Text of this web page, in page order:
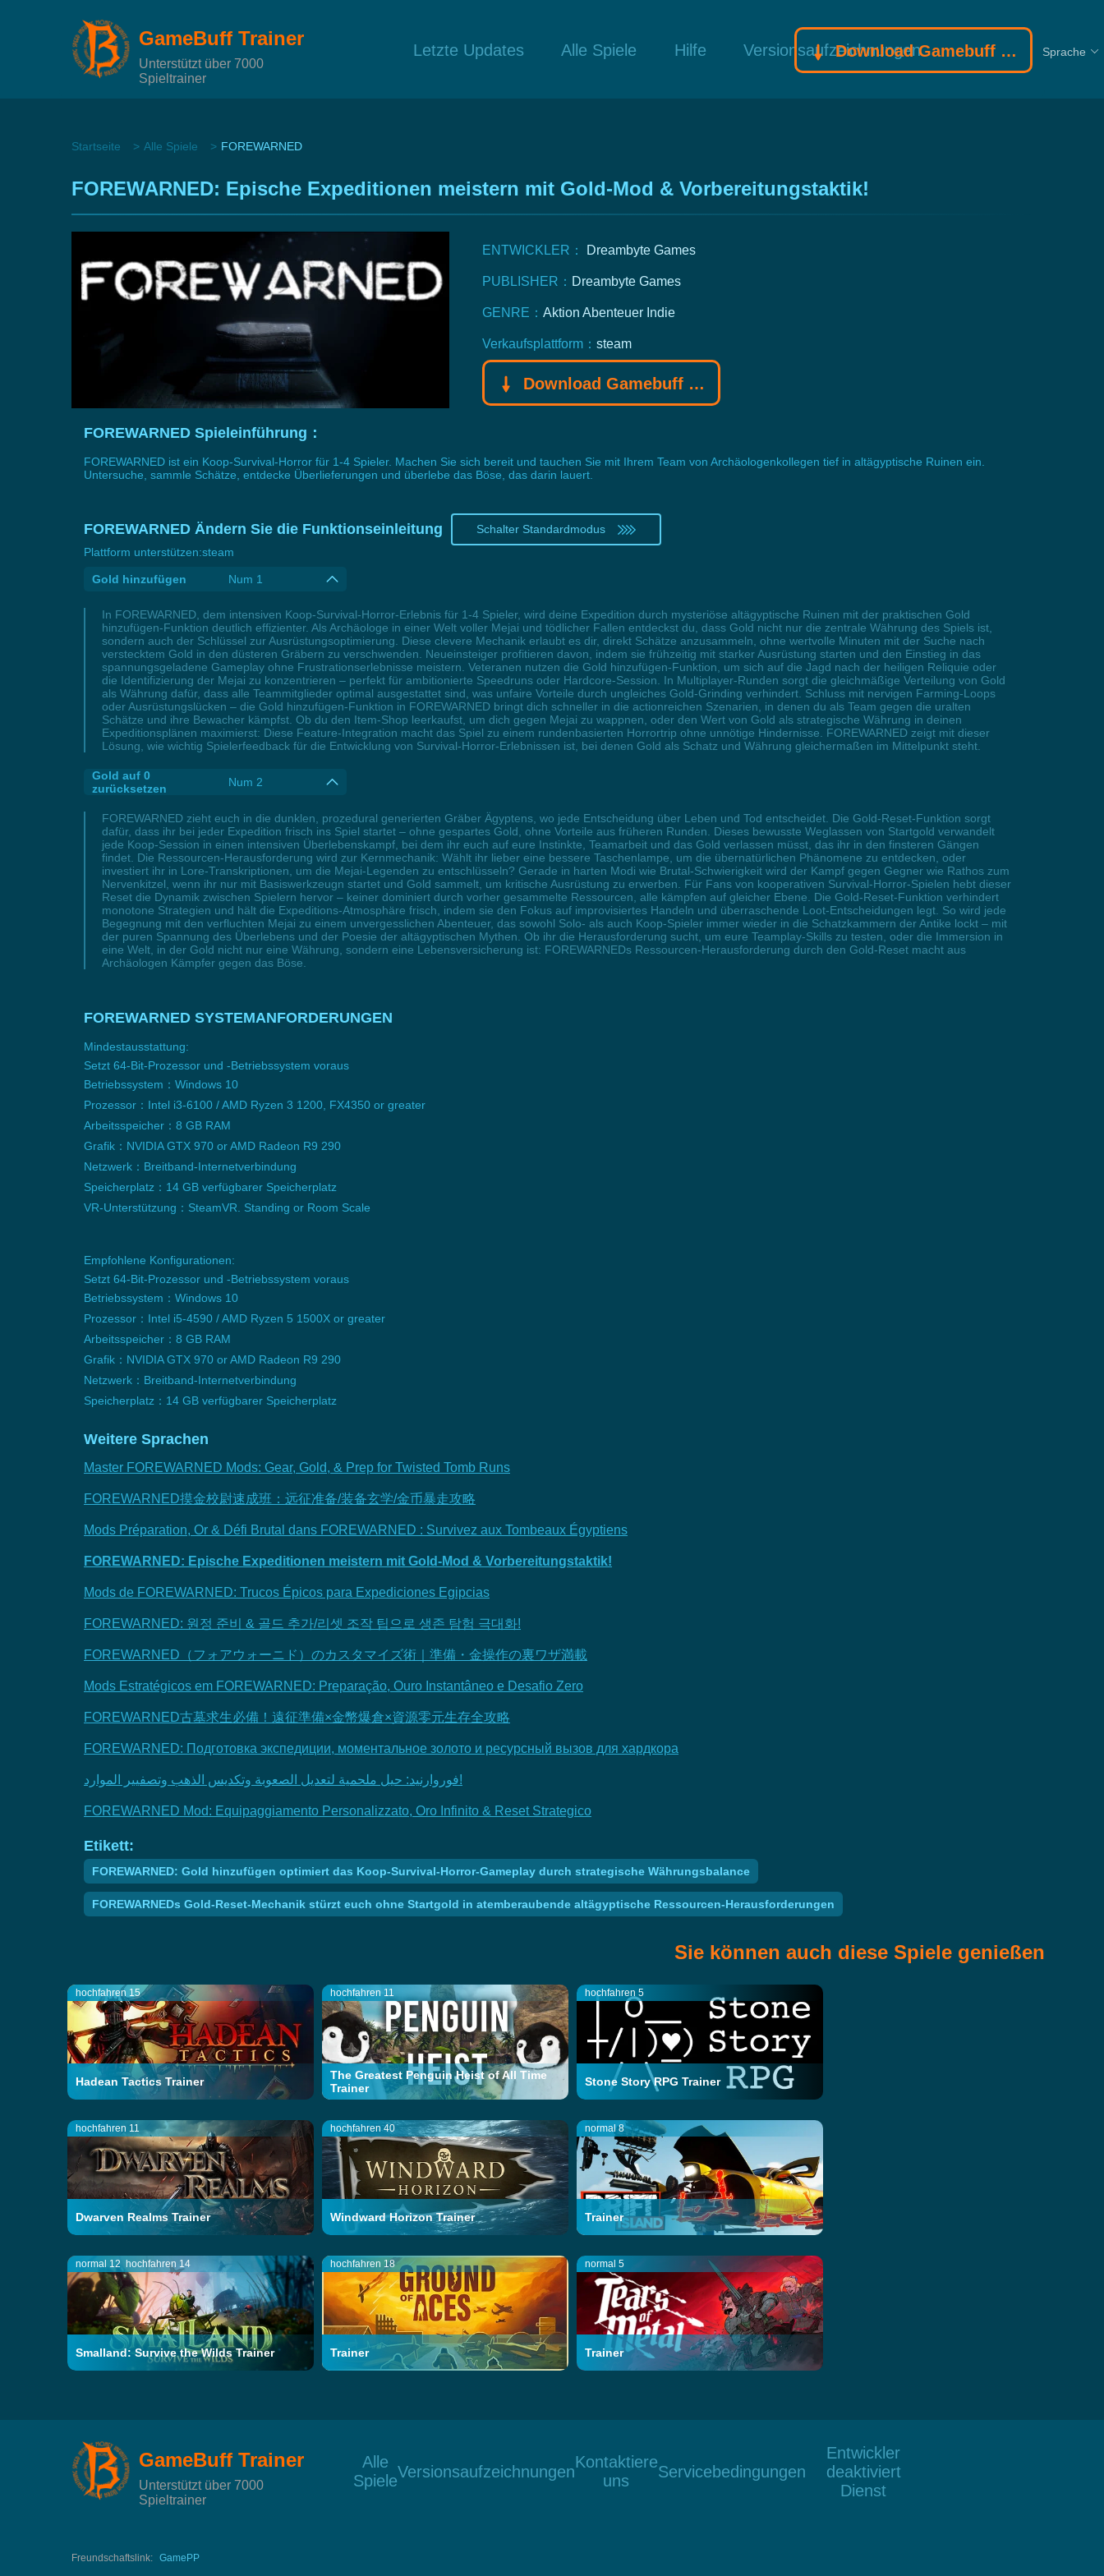
GameBuff Trainer
Unterstützt über 7000
Spieltrainer
Letzte Updates Alle Spiele Hilfe Versionsaufzeichnungen
Download Gamebuff Trainer Sprache
Startseite Alle Spiele FOREWARNED
FOREWARNED: Epische Expeditionen meistern mit Gold-Mod & Vorbereitungstaktik!
ENTWICKLER： Dreambyte Games
PUBLISHER： Dreambyte Games
GENRE： Aktion Abenteuer Indie
Verkaufsplattform： steam
Download Gamebuff Trainer
FOREWARNED Spieleinführung：
FOREWARNED ist ein Koop-Survival-Horror für 1-4 Spieler. Machen Sie sich bereit und tauchen Sie mit Ihrem Team von Archäologenkollegen tief in altägyptische Ruinen ein.
Untersuche, sammle Schätze, entdecke Überlieferungen und überlebe das Böse, das darin lauert.
FOREWARNED Ändern Sie die Funktionseinleitung
Schalter Standardmodus
Plattform unterstützen:steam
Gold hinzufügen Num 1
In FOREWARNED, dem intensiven Koop-Survival-Horror-Erlebnis für 1-4 Spieler, wird deine Expedition durch mysteriöse altägyptische Ruinen mit der praktischen Gold
hinzufügen-Funktion deutlich effizienter. Als Archäologe in einer Welt voller Mejai und tödlicher Fallen entdeckst du, dass Gold nicht nur die zentrale Währung des Spiels ist,
sondern auch der Schlüssel zur Ausrüstungsoptimierung. Diese clevere Mechanik erlaubt es dir, direkt Schätze anzusammeln, ohne wertvolle Minuten mit der Suche nach
verstecktem Gold in den düsteren Gräbern zu verschwenden. Neueinsteiger profitieren davon, indem sie frühzeitig mit starker Ausrüstung starten und den Einstieg in das
spannungsgeladene Gameplay ohne Frustrationserlebnisse meistern. Veteranen nutzen die Gold hinzufügen-Funktion, um sich auf die Jagd nach der heiligen Reliquie oder
die Identifizierung der Mejai zu konzentrieren – perfekt für ambitionierte Speedruns oder Hardcore-Session. In Multiplayer-Runden sorgt die gleichmäßige Verteilung von Gold
als Währung dafür, dass alle Teammitglieder optimal ausgestattet sind, was unfaire Vorteile durch ungleiches Gold-Grinding verhindert. Schluss mit nervigen Farming-Loops
oder Ausrüstungslücken – die Gold hinzufügen-Funktion in FOREWARNED bringt dich schneller in die actionreichen Szenarien, in denen du als Team gegen die uralten
Schätze und ihre Bewacher kämpfst. Ob du den Item-Shop leerkaufst, um dich gegen Mejai zu wappnen, oder den Wert von Gold als strategische Währung in deinen
Expeditionsplänen maximierst: Diese Feature-Integration macht das Spiel zu einem rundenbasierten Horrortrip ohne unnötige Hindernisse. FOREWARNED zeigt mit dieser
Lösung, wie wichtig Spielerfeedback für die Entwicklung von Survival-Horror-Erlebnissen ist, bei denen Gold als Schatz und Währung gleichermaßen im Mittelpunkt steht.
Gold auf 0
zurücksetzen
Num 2
FOREWARNED zieht euch in die dunklen, prozedural generierten Gräber Ägyptens, wo jede Entscheidung über Leben und Tod entscheidet. Die Gold-Reset-Funktion sorgt
dafür, dass ihr bei jeder Expedition frisch ins Spiel startet – ohne gespartes Gold, ohne Vorteile aus früheren Runden. Dieses bewusste Weglassen von Startgold verwandelt
jede Koop-Session in einen intensiven Überlebenskampf, bei dem ihr euch auf eure Instinkte, Teamarbeit und das Gold verlassen müsst, das ihr in den finsteren Gängen
findet. Die Ressourcen-Herausforderung wird zur Kernmechanik: Wählt ihr lieber eine bessere Taschenlampe, um die übernatürlichen Phänomene zu entdecken, oder
investiert ihr in Lore-Transkriptionen, um die Mejai-Legenden zu entschlüsseln? Gerade in harten Modi wie Brutal-Schwierigkeit wird der Kampf gegen Gegner wie Rathos zum
Nervenkitzel, wenn ihr nur mit Basiswerkzeugn startet und Gold sammelt, um kritische Ausrüstung zu erwerben. Für Fans von kooperativen Survival-Horror-Spielen hebt dieser
Reset die Dynamik zwischen Spielern hervor – keiner dominiert durch vorher gesammelte Ressourcen, alle kämpfen auf gleicher Ebene. Die Gold-Reset-Funktion verhindert
monotone Strategien und hält die Expeditions-Atmosphäre frisch, indem sie den Fokus auf improvisiertes Handeln und überraschende Loot-Entscheidungen legt. So wird jede
Begegnung mit den verfluchten Mejai zu einem unvergesslichen Abenteuer, das sowohl Solo- als auch Koop-Spieler immer wieder in die Schatzkammern der Antike lockt – mit
der puren Spannung des Überlebens und der Poesie der altägyptischen Mythen. Ob ihr die Herausforderung sucht, um eure Teamplay-Skills zu testen, oder die Immersion in
eine Welt, in der Gold nicht nur eine Währung, sondern eine Lebensversicherung ist: FOREWARNEDs Ressourcen-Herausforderung durch den Gold-Reset macht aus
Archäologen Kämpfer gegen das Böse.
FOREWARNED SYSTEMANFORDERUNGEN
Mindestausstattung:
Setzt 64-Bit-Prozessor und -Betriebssystem voraus
Betriebssystem：Windows 10
Prozessor：Intel i3-6100 / AMD Ryzen 3 1200, FX4350 or greater
Arbeitsspeicher：8 GB RAM
Grafik：NVIDIA GTX 970 or AMD Radeon R9 290
Netzwerk：Breitband-Internetverbindung
Speicherplatz：14 GB verfügbarer Speicherplatz
VR-Unterstützung：SteamVR. Standing or Room Scale
Empfohlene Konfigurationen:
Setzt 64-Bit-Prozessor und -Betriebssystem voraus
Betriebssystem：Windows 10
Prozessor：Intel i5-4590 / AMD Ryzen 5 1500X or greater
Arbeitsspeicher：8 GB RAM
Grafik：NVIDIA GTX 970 or AMD Radeon R9 290
Netzwerk：Breitband-Internetverbindung
Speicherplatz：14 GB verfügbarer Speicherplatz
Weitere Sprachen
Master FOREWARNED Mods: Gear, Gold, & Prep for Twisted Tomb Runs
FOREWARNED摸金校尉速成班：远征准备/装备玄学/金币暴走攻略
Mods Préparation, Or & Défi Brutal dans FOREWARNED : Survivez aux Tombeaux Égyptiens
FOREWARNED: Epische Expeditionen meistern mit Gold-Mod & Vorbereitungstaktik!
Mods de FOREWARNED: Trucos Épicos para Expediciones Egipcias
FOREWARNED: 원정 준비 & 골드 추가/리셋 조작 팁으로 생존 탐험 극대화!
FOREWARNED（フォアウォーニド）のカスタマイズ術｜準備・金操作の裏ワザ満載
Mods Estratégicos em FOREWARNED: Preparação, Ouro Instantâneo e Desafio Zero
FOREWARNED古墓求生必備！遠征準備×金幣爆倉×資源零元生存全攻略
FOREWARNED: Подготовка экспедиции, моментальное золото и ресурсный вызов для хардкора
فوروارنيد: حيل ملحمية لتعديل الصعوبة وتكديس الذهب وتصفيير الموارد!
FOREWARNED Mod: Equipaggiamento Personalizzato, Oro Infinito & Reset Strategico
Etikett:
FOREWARNED: Gold hinzufügen optimiert das Koop-Survival-Horror-Gameplay durch strategische Währungsbalance
FOREWARNEDs Gold-Reset-Mechanik stürzt euch ohne Startgold in atemberaubende altägyptische Ressourcen-Herausforderungen
Sie können auch diese Spiele genießen
hochfahren 15
Hadean Tactics Trainer
hochfahren 11
The Greatest Penguin Heist of All Time
Trainer
hochfahren 5
Stone Story RPG Trainer
hochfahren 11
Dwarven Realms Trainer
hochfahren 40
Windward Horizon Trainer
normal 8
Trainer
normal 12 hochfahren 14
Smalland: Survive the Wilds Trainer
hochfahren 18
Trainer
normal 5
Trainer
GameBuff Trainer
Unterstützt über 7000
Spieltrainer
Alle
Spiele
Versionsaufzeichnungen
Kontaktiere
uns
Servicebedingungen
Entwickler
deaktiviert
Dienst
Freundschaftslink: GamePP